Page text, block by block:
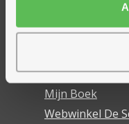
Mijn Zorgbedrijf
Onze
Mijn Boek
Webwinkel De